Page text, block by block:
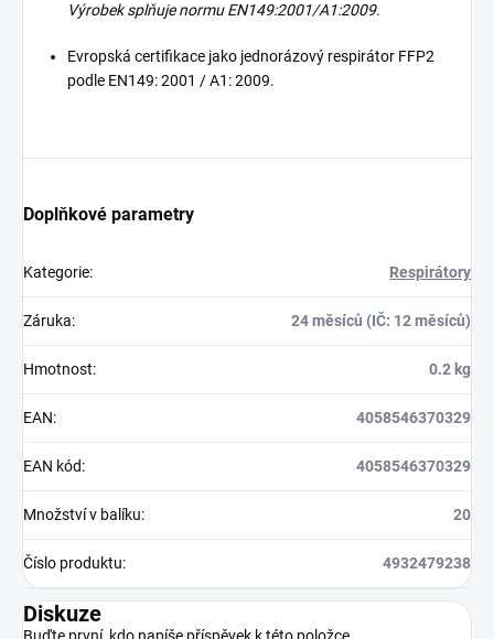
Výrobek splňuje normu EN149:2001/A1:2009.
Evropská certifikace jako jednorázový respirátor FFP2
podle EN149: 2001 / A1: 2009.
Doplňkové parametry
Kategorie: Respirátory
Záruka: 24 měsíců (IČ: 12 měsíců)
Hmotnost: 0.2 kg
EAN: 4058546370329
EAN kód: 4058546370329
Množství v balíku: 20
Číslo produktu: 4932479238
Diskuze